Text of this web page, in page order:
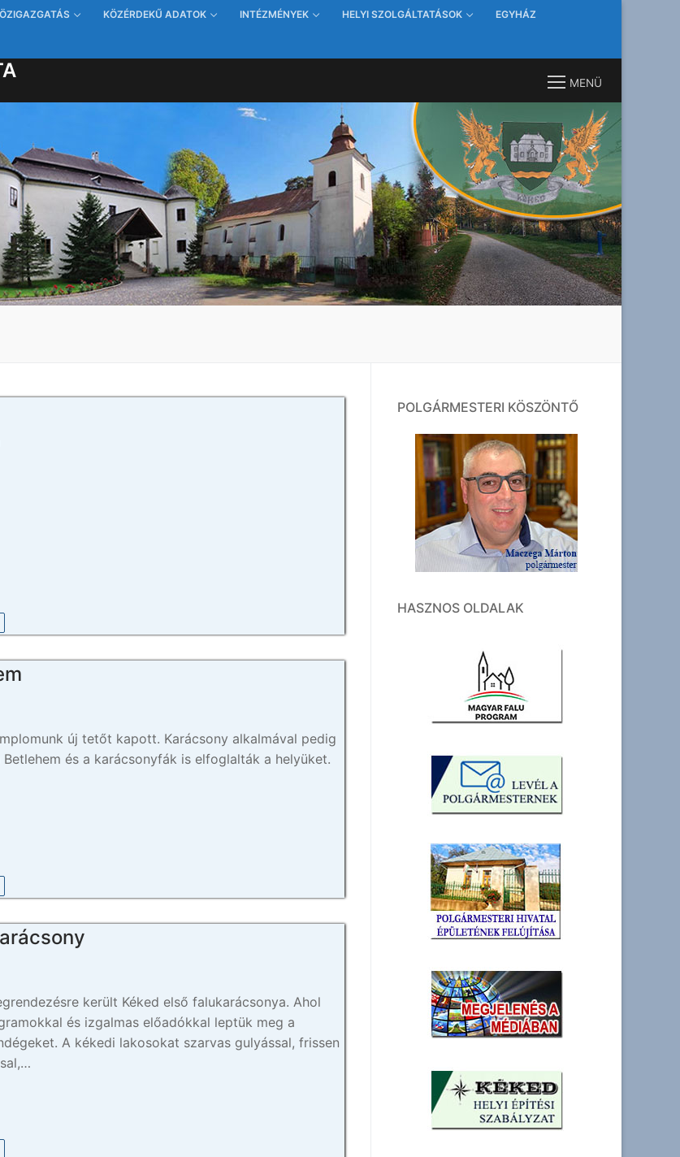
KÖZÉRDEKŰ ADATOK INTÉZMÉNYEK HELYI SZOLGÁLTATÁSOK EGYHÁZ
MENÜ
új tetőt kapott. Karácsony alkalmával pedig
Betlehem és a karácsonyfák is elfoglalták a helyüket.
került Kéked első falukarácsonya. Ahol
és izgalmas előadókkal leptük meg a
A kékedi lakosokat szarvas gulyással, frissen
POLGÁRMESTERI KÖSZÖNTŐ
HASZNOS OLDALAK